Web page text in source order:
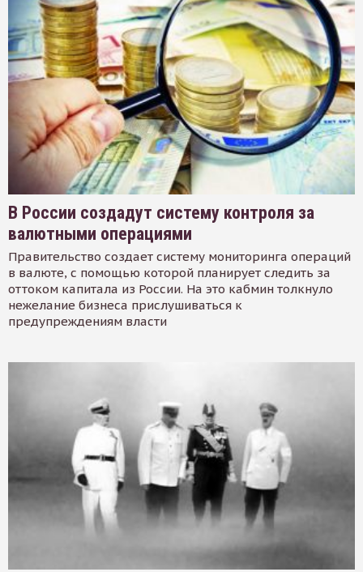
В России создадут систему контроля за
валютными операциями
Правительство создает систему мониторинга операций
в валюте, с помощью которой планирует следить за
оттоком капитала из России. На это кабмин толкнуло
нежелание бизнеса прислушиваться к
предупреждениям власти